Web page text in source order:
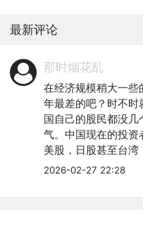
最新评论
那时烟花乱
在经济规模稍大一
年最差的吧？时不时
国自己的股民都没
气。中国现在的投资
美股，日股甚至台湾
2026-02-27 22:28